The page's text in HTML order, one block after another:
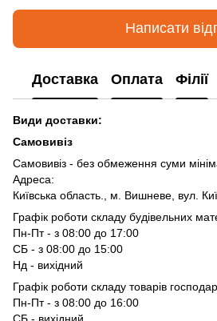
Написати
Доставка Оплата Філії
Види доставки:
Самовивіз
Самовивіз - без обмеження суми
Адреса:
Київська область., м. Вишневе, вул.
Графік роботи складу будівельних
Пн-Пт - з 08:00 до 17:00
СБ - з 08:00 до 15:00
Нд - вихідний
Графік роботи складу товарів
Пн-Пт - з 08:00 до 16:00
СБ - вихідний